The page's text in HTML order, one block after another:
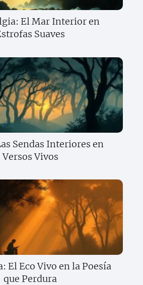
El Mar Interior en
Suaves
Sendas Interiores en
Versos Vivos
El Eco Vivo en la Poesía
que Perdura